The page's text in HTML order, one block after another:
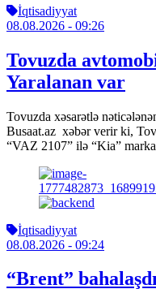
İqtisadiyyat
08.08.2026 - 09:26
Tovuzda
Yaralanan var
Tovuzda xəsarətlə
Busaat.az xəbər verir ki,
“VAZ 2107” ilə “Kia”
İqtisadiyyat
08.08.2026 - 09:24
“Brent”